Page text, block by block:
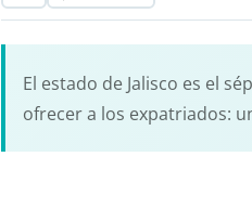
El estado de Jalisco es el
ofrecer a los expatriados: